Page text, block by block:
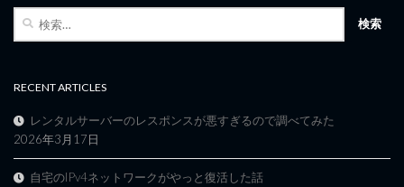
RECENT ARTICLES
レンタルサーバーのレスポンスが悪すぎるので調べてみた
2026年3月17日
自宅のIPv4ネットワークがやっと復活した話